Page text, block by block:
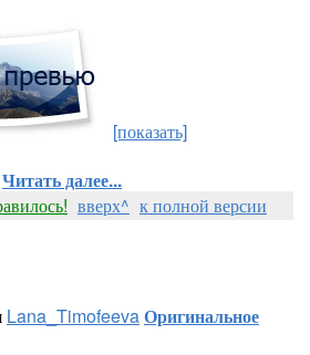
[показать]
Читать далее...
вверх^ к полной версии
Lana_TimofeevaОригинальное